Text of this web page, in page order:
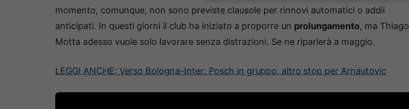
momento, comunque, non sono previste clausole per rinnovi automatici o addii
anticipati. In questi giorni il club ha iniziato a proporre un prolungamento, ma Thiago
Motta adesso vuole solo lavorare senza distrazioni. Se ne riparlerà a maggio.
LEGGI ANCHE: Verso Bologna-Inter: Posch in gruppo, altro stop per Arnautovic